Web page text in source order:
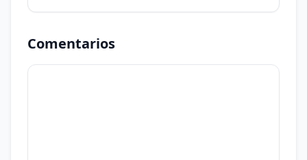
Comentarios